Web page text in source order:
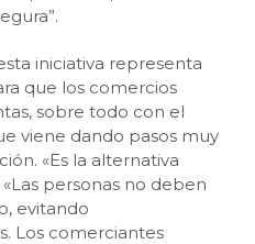
iniciativa representa
que los comercios
sobre todo con el
viene dando pasos muy
«Es la alternativa
personas no deben
evitando
Los comerciantes